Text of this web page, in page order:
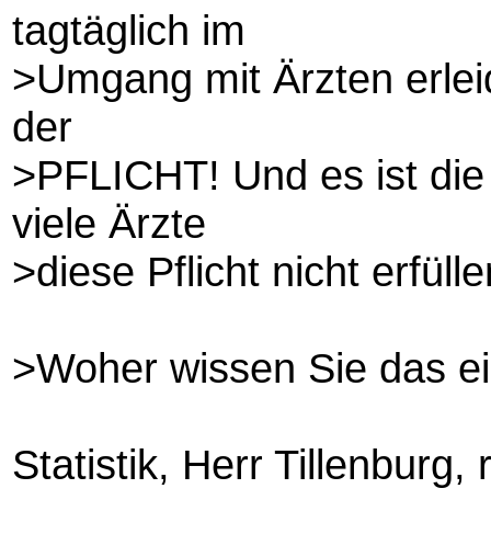
tagtäglich im
>Umgang mit Ärzten
der
>PFLICHT! Und es ist
viele Ärzte
>diese Pflicht nicht
>Woher wissen Sie das
Statistik, Herr Tillenburg,